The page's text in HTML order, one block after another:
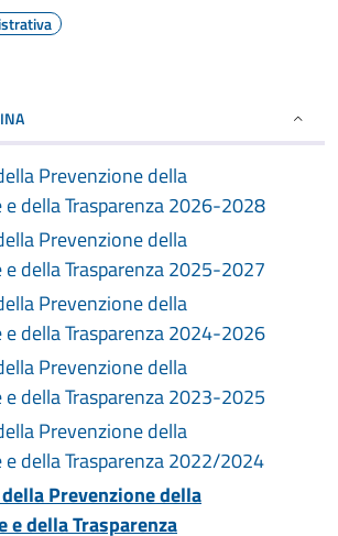
Prevenzione della
e della Trasparenza 2026-2028
Prevenzione della
e della Trasparenza 2025-2027
Prevenzione della
e della Trasparenza 2024-2026
Prevenzione della
e della Trasparenza 2023-2025
Prevenzione della
e della Trasparenza 2022/2024
Prevenzione della
e della Trasparenza